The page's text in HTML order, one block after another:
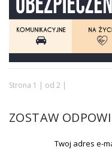
Strona 1 | od 2 |
ZOSTAW
Twoj adres e-